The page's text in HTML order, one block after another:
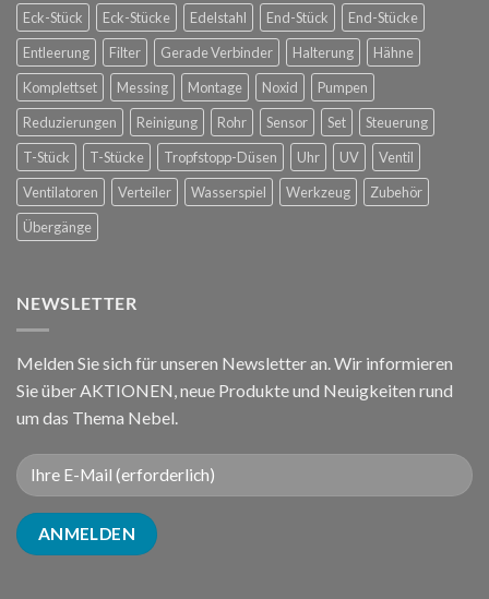
Wien
Eck-Stück
Eck-Stücke Edelstahl End-Stück
End-Stücke
Entleerung
Filter Gerade Verbinder Halterung
Hähne
Komplettset
Messing Montage Noxid
Pumpen
Reduzierungen
Reinigung Rohr Sensor Set
Steuerung
T-Stück
T-Stücke Tropfstopp-Düsen Uhr UV
Ventil
Ventilatoren
Verteiler Wasserspiel Werkzeug
Zubehör
Übergänge
NEWSLETTER
Melden Sie sich für unseren Newsletter an. Wir informieren
Sie über AKTIONEN, neue Produkte und Neuigkeiten rund
um das Thema Nebel.